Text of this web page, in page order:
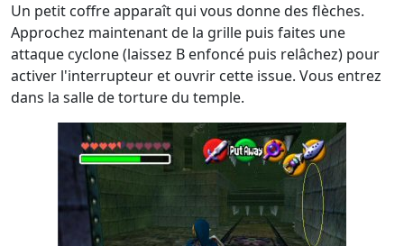
Un petit coffre apparaît qui vous donne des flèches.
Approchez maintenant de la grille puis faites une
attaque cyclone (laissez B enfoncé puis relâchez) pour
activer l'interrupteur et ouvrir cette issue. Vous entrez
dans la salle de torture du temple.